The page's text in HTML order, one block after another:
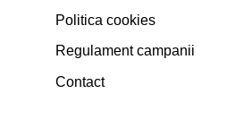
Politica cookies
Regulament campanii
Contact